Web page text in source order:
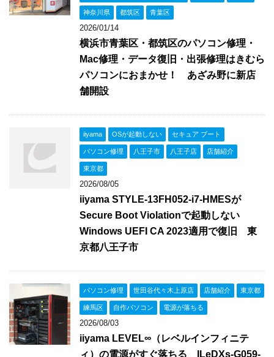
神奈川県 都筑区 青葉区
2026/01/14
横浜市青葉区・都筑区のパソコン修理・
Mac修理・データ復旧・出張修理はきむら
パソコンにおまかせ！ あざみ野に新店
舗開設
iiyama OSが起動しない セキュア ブート
パソコン修理 八王子市 八王子店 店舗紹介
東京都
2026/08/05
iiyama STYLE-13FH052-i7-HMESが
Secure Boot Violationで起動しない
Windows UEFI CA 2023適用で復旧 東
京都八王子市
パソコン修理 世田谷代々木上原店 店舗紹介 東京都
練馬区 自作パソコン 電源が落ちる
2026/08/03
iiyama LEVEL∞（レベルインフィニテ
ィ）の電源がすぐ落ちる ILeDXs-G059-